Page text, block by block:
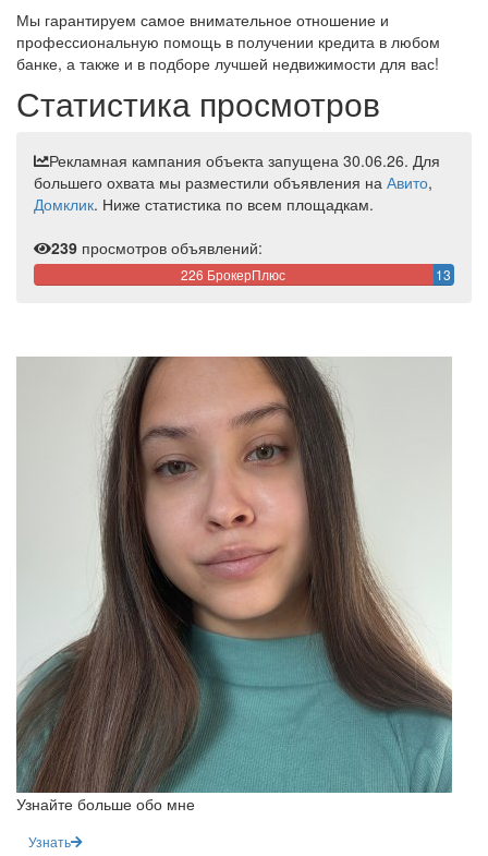
Мы гарантируем самое внимательное отношение и
профессиональную помощь в получении кредита в любом
банке, а также и в подборе лучшей недвижимости для вас!
Статистика просмотров
Рекламная кампания объекта запущена 30.06.26. Для
большего охвата мы разместили объявления на Авито,
Домклик. Ниже статистика по всем площадкам.
239 просмотров объявлений:
226 БрокерПлюс
13
Узнайте больше обо мне
Узнать